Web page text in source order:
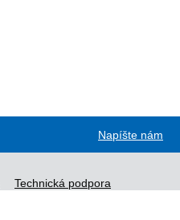
Napíšte nám
Technická podpora